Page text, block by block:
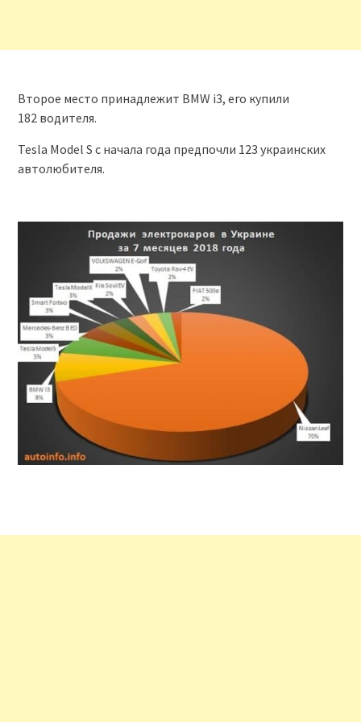
Второе место принадлежит BMW i3, его купили
182 водителя.
Tesla Model S с начала года предпочли 123 украинских
автолюбителя.